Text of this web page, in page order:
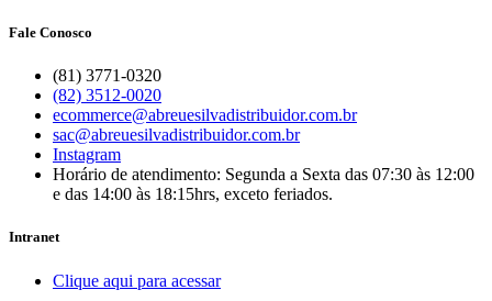
Fale Conosco
(81) 3771-0320
(82) 3512-0020
ecommerce@abreuesilvadistribuidor.com.br
sac@abreuesilvadistribuidor.com.br
Instagram
Horário de atendimento: Segunda a Sexta das 07:30 às 12:00
e das 14:00 às 18:15hrs, exceto feriados.
Intranet
Clique aqui para acessar